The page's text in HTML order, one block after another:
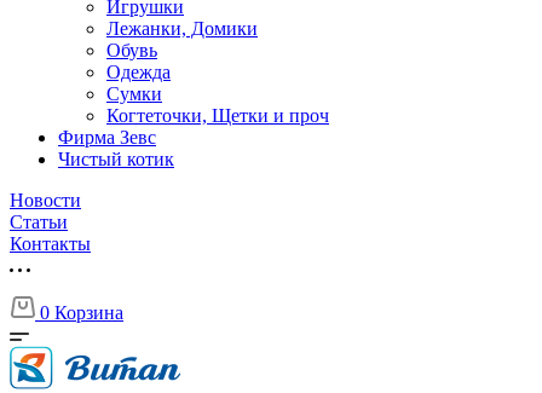
Игрушки
Лежанки, Домики
Обувь
Одежда
Сумки
Когтеточки, Щетки и проч
Фирма Зевс
Чистый котик
Новости
Статьи
Контакты
0 Корзина